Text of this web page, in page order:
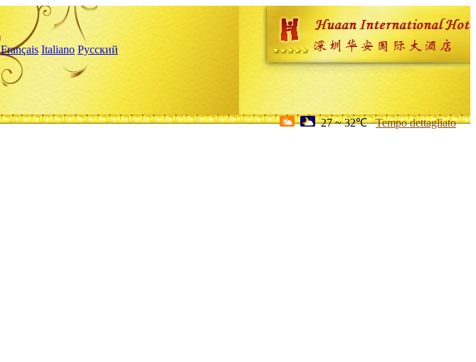
Français Italiano Русский
27 ~ 32℃ Tempo dettagliato